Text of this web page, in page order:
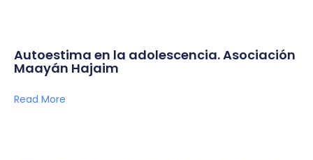
Autoestima en la adolescencia. Asociación
Maayán Hajaim
Read More